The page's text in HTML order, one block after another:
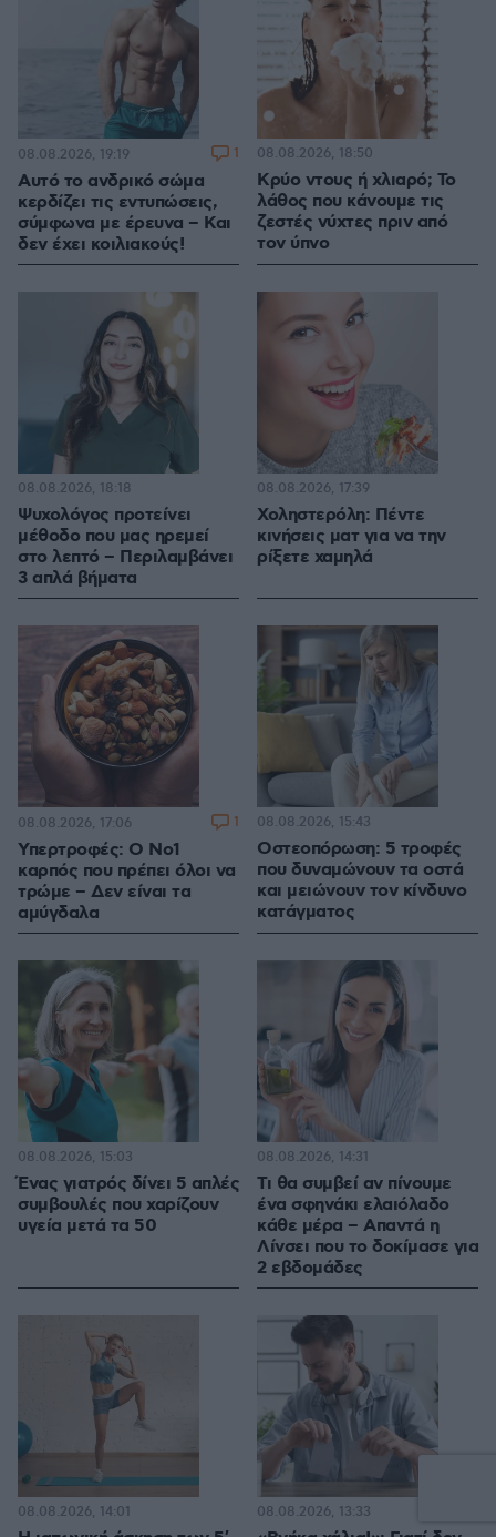
Αυτό το ανδρικό σώμα
κερδίζει τις εντυπώσεις,
σύμφωνα με έρευνα – Και
δεν έχει κοιλιακούς!
08.08.2026, 19:19 1
Κρύο ντους ή χλιαρό; Το
λάθος που κάνουμε τις
ζεστές νύχτες πριν από
τον ύπνο
08.08.2026, 18:50
Ψυχολόγος προτείνει
μέθοδο που μας ηρεμεί
στο λεπτό – Περιλαμβάνει
3 απλά βήματα
08.08.2026, 18:18
Χοληστερόλη: Πέντε
κινήσεις ματ για να την
ρίξετε χαμηλά
08.08.2026, 17:39
Υπερτροφές: Ο Νο1
καρπός που πρέπει όλοι να
τρώμε – Δεν είναι τα
αμύγδαλα
08.08.2026, 17:06 1
Οστεοπόρωση: 5 τροφές
που δυναμώνουν τα οστά
και μειώνουν τον κίνδυνο
κατάγματος
08.08.2026, 15:43
Ένας γιατρός δίνει 5 απλές
συμβουλές που χαρίζουν
υγεία μετά τα 50
08.08.2026, 15:03
Τι θα συμβεί αν πίνουμε
ένα σφηνάκι ελαιόλαδο
κάθε μέρα – Απαντά η
Λίνσει που το δοκίμασε για
2 εβδομάδες
08.08.2026, 14:31
08.08.2026, 14:01 08.08.2026, 13:33